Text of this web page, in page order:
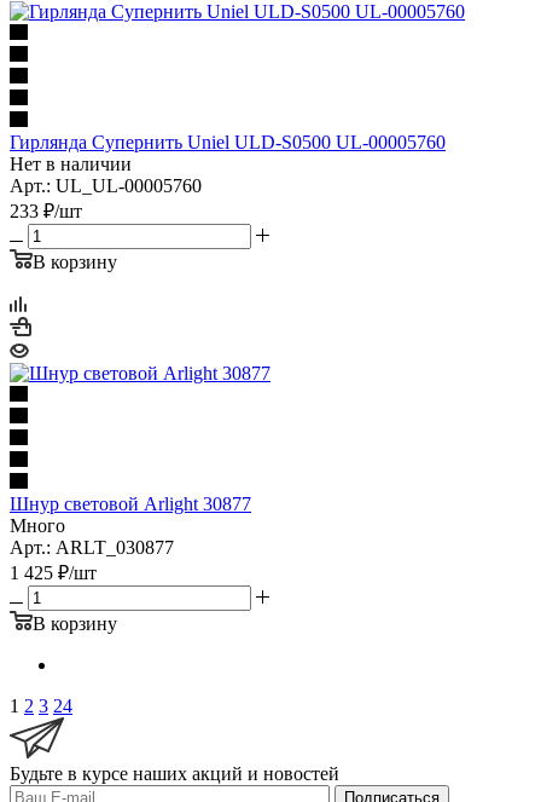
Гирлянда Супернить Uniel ULD-S0500 UL-00005760
Нет в наличии
Арт.: UL_UL-00005760
233 ₽/шт
В корзину
Шнур световой Arlight 30877
Много
Арт.: ARLT_030877
1 425 ₽/шт
В корзину
1 2 3 24
Будьте в курсе наших акций и новостей
Подписаться